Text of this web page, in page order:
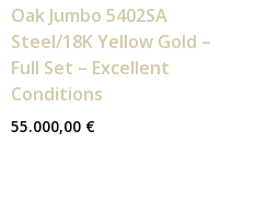
Oak Jumbo 5402SA
Steel/18K Yellow Gold –
Full Set – Excellent
Conditions
55.000,00 €